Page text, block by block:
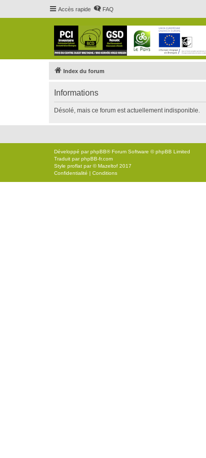
Accès rapide FAQ
Index du forum
Informations
Désolé, mais ce forum est actuellement indisponible.
Développé parphpBB® Forum Software © phpBB Limited
Traduit parphpBB-fr.com
Style proflat par ©Mazeltof 2017
Confidentialité | Conditions